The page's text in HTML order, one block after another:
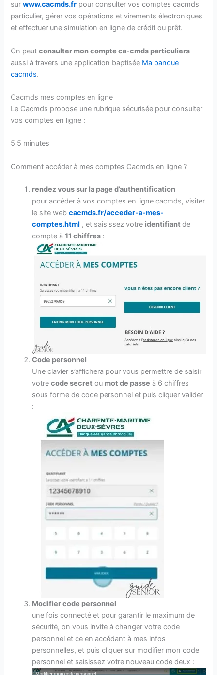
surwww.cacmds.fr pour consulter vos comptes cacmds
particulier, gérer vos opérations et virements électroniques
et effectuer une simulation en ligne de crédit ou prêt.
On peutconsulter mon compte ca-cmds particuliers
aussi à travers une application baptisée Ma banque
cacmds.
Cacmds mes comptes en ligne
Le Cacmds propose une rubrique sécurisée pour consulter
vos comptes en ligne :
5 5 minutes
Comment accéder à mes comptes Cacmds en ligne ?
rendez vous sur la page d’authentification
pour accéder à vos comptes en ligne cacmds, visiter
le site webcacmds.fr/acceder-a-mes-
comptes.html , et saisissez votre identifiantde
compte à11 chiffres :
Code personnel
Une clavier s’affichera pour vous permettre de saisir
votrecode secret ou mot de passe à 6 chiffres
sous forme de code personnel et puis cliquer valider
:
Modifier code personnel
une fois connecté et pour garantir le maximum de
sécurité, on vous invite à changer votre code
personnel et ce en accédant à mes infos
personnelles, et puis cliquer sur modifier mon code
personnel et saisissez votre nouveau code deux :